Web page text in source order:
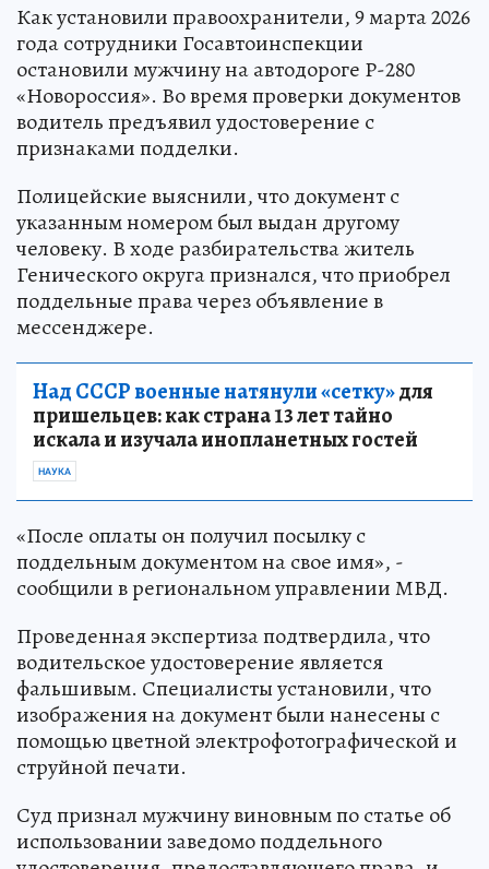
Как установили правоохранители, 9 марта 2026
года сотрудники Госавтоинспекции
остановили мужчину на автодороге Р-280
«Новороссия». Во время проверки документов
водитель предъявил удостоверение с
признаками подделки.
Полицейские выяснили, что документ с
указанным номером был выдан другому
человеку. В ходе разбирательства житель
Генического округа признался, что приобрел
поддельные права через объявление в
мессенджере.
Над СССР военные натянули «сетку»для
пришельцев: как страна 13 лет тайно
искала и изучала инопланетных гостей
НАУКА
«После оплаты он получил посылку с
поддельным документом на свое имя», -
сообщили в региональном управлении МВД.
Проведенная экспертиза подтвердила, что
водительское удостоверение является
фальшивым. Специалисты установили, что
изображения на документ были нанесены с
помощью цветной электрофотографической и
струйной печати.
Суд признал мужчину виновным по статье об
использовании заведомо поддельного